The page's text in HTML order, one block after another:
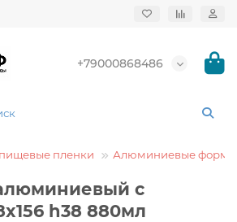
+79000868486
пленки Алюминиевые формы
с
h38 880мл